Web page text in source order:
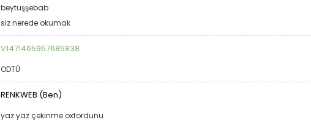
beytuşşebab
siz nerede okumak
V1471465957685838
ODTÜ
RENKWEB (Ben)
yaz yaz çekinme oxfordunu